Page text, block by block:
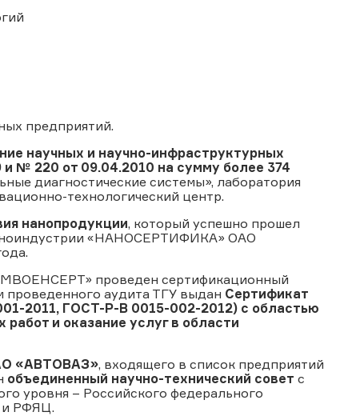
предприятий.
научных и научно-инфраструктурных
№ 220 от 09.04.2010 на сумму более 374
диагностические системы», лаборатория
технологический центр.
нанопродукции, который успешно прошел
«НАНОСЕРТИФИКА» ОАО
проведен сертификационный
проведенного аудита ТГУ выдан Сертификат
2011, ГОСТ-Р-В 0015-002-2012) с областью
и оказание услуг в области
«АВТОВАЗ», входящего в список предприятий
объединенный научно-технический совет с
уровня – Российского федерального
и РФЯЦ.